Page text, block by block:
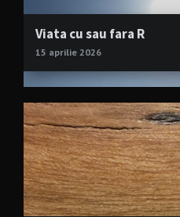
Viata cu sau fara R
15 aprilie 2026